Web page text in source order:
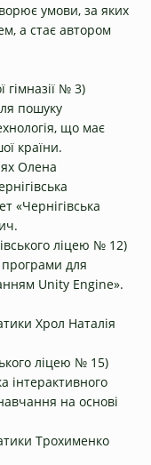
умови, за яких
а стає автором
гімназії № 3)
пошуку
що має
країни.
Олена
«Чернігівська
ліцею № 12)
для
Unity Engine».
Хрол Наталія
ліцею № 15)
інтерактивного
на основі
Трохименко